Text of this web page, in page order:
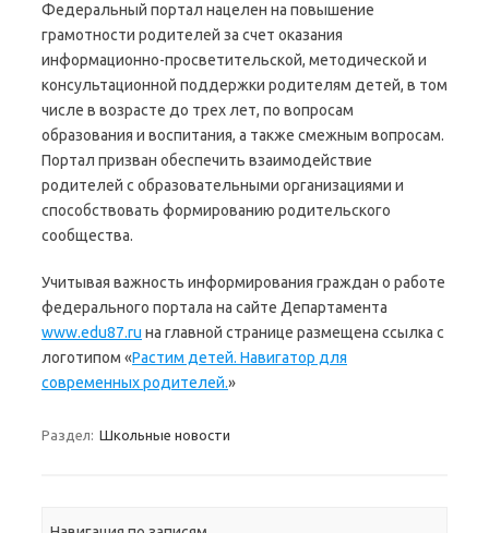
Федеральный портал нацелен на повышение
грамотности родителей за счет оказания
информационно-просветительской, методической и
консультационной поддержки родителям детей, в том
числе в возрасте до трех лет, по вопросам
образования и воспитания, а также смежным вопросам.
Портал призван обеспечить взаимодействие
родителей с образовательными организациями и
способствовать формированию родительского
сообщества.
Учитывая важность информирования граждан о работе
федерального портала на сайте Департамента
www.edu87.ru на главной странице размещена ссылка с
логотипом «Растим детей. Навигатор для
современных родителей.»
Раздел: Школьные новости